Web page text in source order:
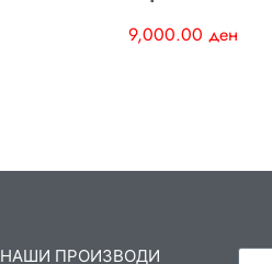
9,000.00 ден
НАШИ ПРОИЗВОДИ